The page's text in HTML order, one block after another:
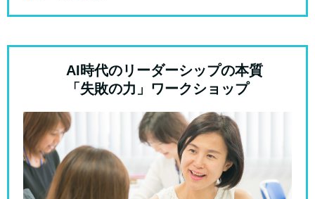
AI時代のリーダーシップの本質
「失敗の力」ワークショップ